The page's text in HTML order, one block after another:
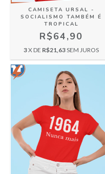
CAMISETA URSAL -
SOCIALISMO TAMBÉM É
TROPICAL
R$64,90
3X DE R$21,63SEM JUROS